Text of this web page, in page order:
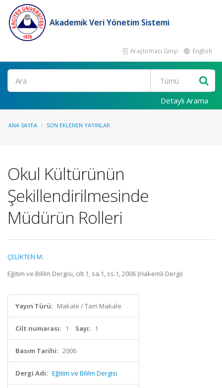
Akademik Veri Yönetim Sistemi
Araştırmacı Girişi English
Ara
Detaylı Arama
ANA SAYFA SON EKLENEN YAYINLAR
Okul Kültürünün
Şekillendirilmesinde
Müdürün Rolleri
ÇELİKTEN M.
Eğitim ve Bililm Dergisi, cilt.1, sa.1, ss.1, 2006 (Hakemli Dergi)
Yayın Türü: Makale / Tam Makale
Cilt numarası: 1 Sayı: 1
Basım Tarihi: 2006
Dergi Adı: Eğitim ve Bililm Dergisi